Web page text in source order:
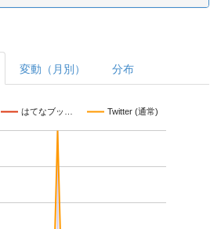
変動（月別） 分布
はてなブッ… Twitter (通常)